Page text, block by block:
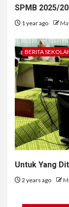
SPMB 2025/
1 year ago
BERITA
Untuk Yang
2 years ago